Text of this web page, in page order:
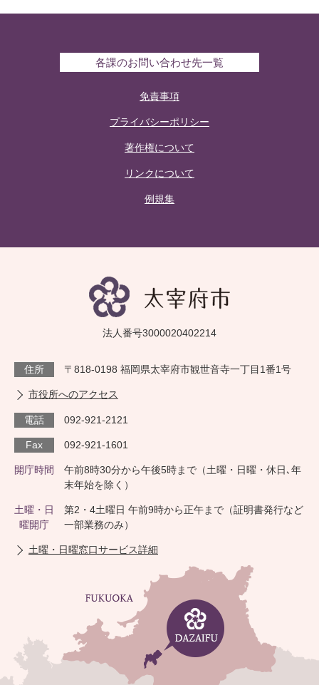
各課のお問い合わせ先一覧
免責事項
プライバシーポリシー
著作権について
リンクについて
例規集
法人番号3000020402214
住所 〒818-0198 福岡県太宰府市観世音寺一丁目1番1号
市役所へのアクセス
電話 092-921-2121
Fax 092-921-1601
開庁時間
午前8時30分から午後5時まで（土曜・日曜・休日､年
末年始を除く）
土曜・日
曜開庁
第2・4土曜日 午前9時から正午まで（証明書発行など
一部業務のみ）
土曜・日曜窓口サービス詳細